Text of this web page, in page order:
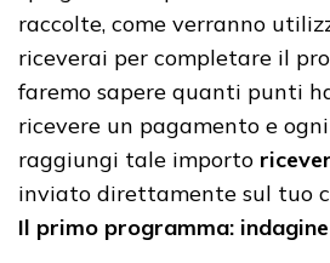
raccolte, come verranno
riceverai per completare il
faremo sapere quanti punti
ricevere un pagamento e
raggiungi tale importo
inviato direttamente sul tuo
Il primo programma: